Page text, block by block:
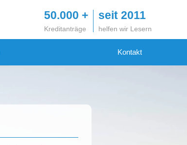
50.000 +
Kreditanträge
seit 2011
helfen wir Lesern
Kontakt